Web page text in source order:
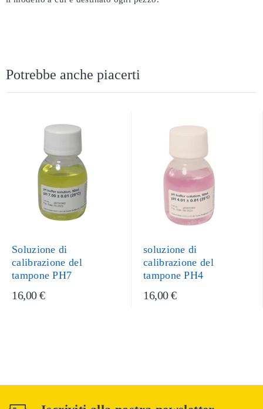
Potrebbe anche piacerti
Soluzione di
calibrazione del
tampone PH7
16,00 €
soluzione di
calibrazione del
tampone PH4
16,00 €